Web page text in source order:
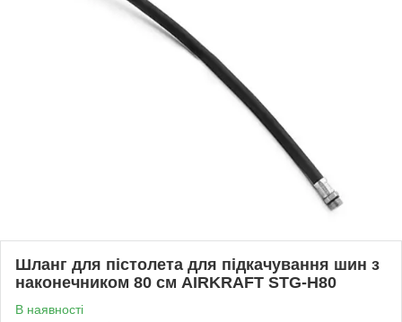
Шланг для пістолета для підкачування шин з
наконечником 80 см AIRKRAFT STG-H80
В наявності